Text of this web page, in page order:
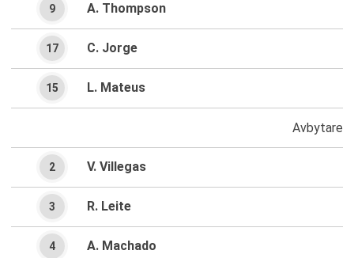
A. Thompson
9
C. Jorge
17
L. Mateus
15
Avbytare
V. Villegas
2
R. Leite
3
A. Machado
4